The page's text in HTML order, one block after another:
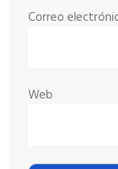
Correo
Web